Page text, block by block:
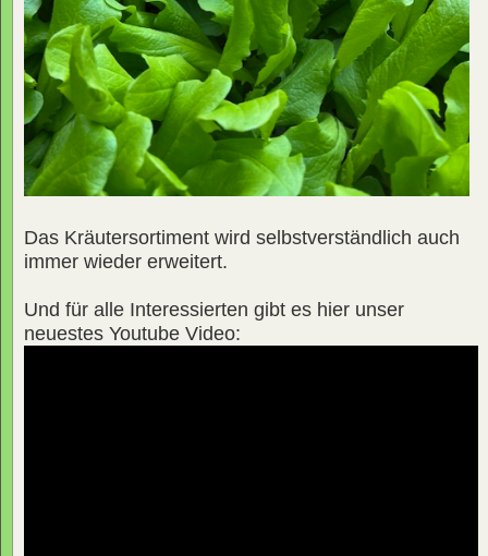
Das Kräutersortiment wird selbstverständlich auch
immer wieder erweitert.
Und für alle Interessierten gibt es hier unser
neuestes Youtube Video: